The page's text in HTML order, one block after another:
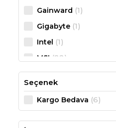
Gainward (1)
Gigabyte (1)
Intel (1)
MSI (22)
Pny (14)
Seçenek
Kargo Bedava (6)